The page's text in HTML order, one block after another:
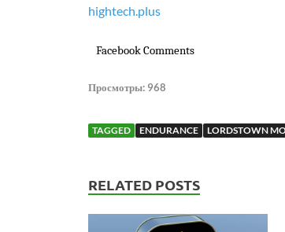
hightech.plus
Facebook Comments
Просмотры: 968
TAGGED ENDURANCE LORDSTOWN
RELATED POSTS